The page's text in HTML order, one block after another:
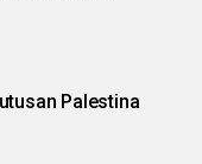
Palestina